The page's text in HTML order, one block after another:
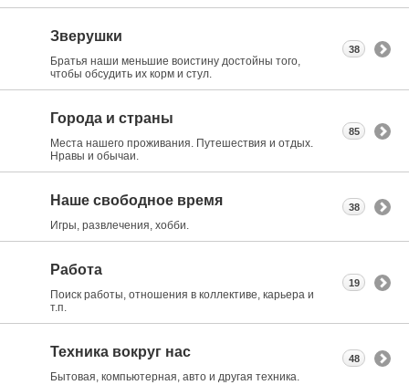
Зверушки
Братья наши меньшие воистину достойны того,
чтобы обсудить их корм и стул.
38
Города и страны
Места нашего проживания. Путешествия и отдых.
Нравы и обычаи.
85
Наше свободное время
Игры, развлечения, хобби.
38
Работа
Поиск работы, отношения в коллективе, карьера и
т.п.
19
Техника вокруг нас
Бытовая, компьютерная, авто и другая техника.
48